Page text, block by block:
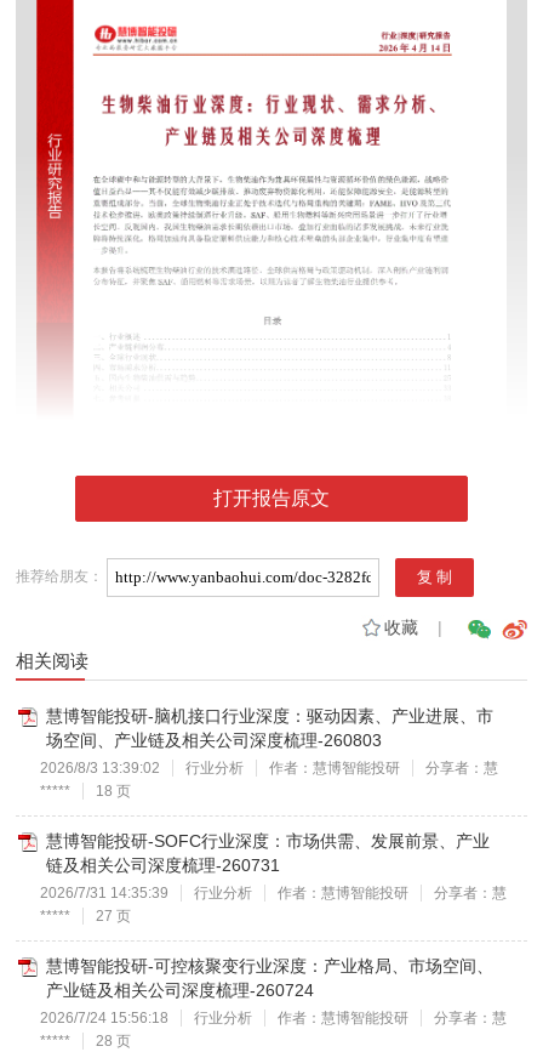
打开报告原文
推荐给朋友：
收藏|
相关阅读
慧博智能投研-脑机接口行业深度：驱动因素、产业进展、市
场空间、产业链及相关公司深度梳理-260803
2026/8/3 13:39:02 行业分析 作者：慧博智能投研
分享者：慧
*****
18 页
慧博智能投研-SOFC行业深度：市场供需、发展前景、产业
链及相关公司深度梳理-260731
2026/7/31 14:35:39 行业分析 作者：慧博智能投研
分享者：慧
*****
27 页
慧博智能投研-可控核聚变行业深度：产业格局、市场空间、
产业链及相关公司深度梳理-260724
2026/7/24 15:56:18 行业分析 作者：慧博智能投研
分享者：慧
*****
28 页